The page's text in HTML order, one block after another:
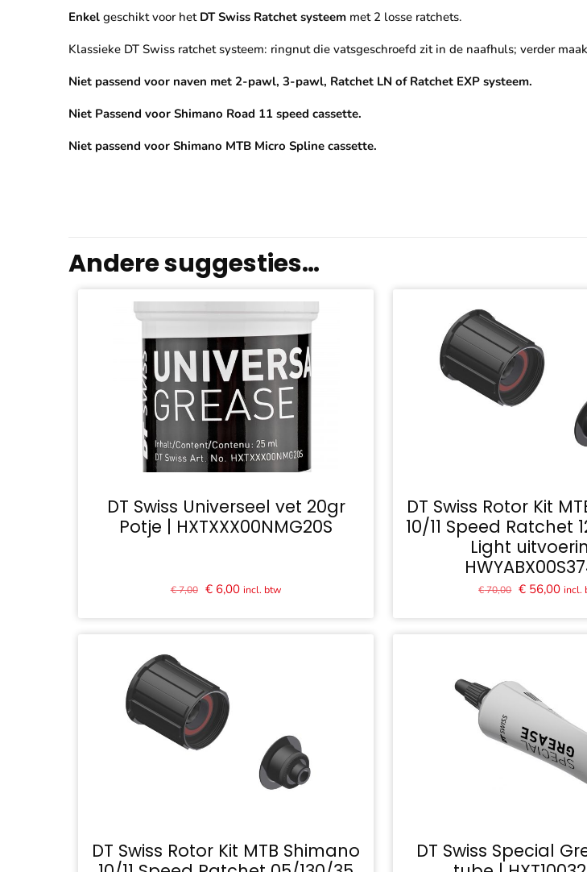
Enkel geschikt voor het DT Swiss Ratchet systeem met 2 losse ratchets.
Klassieke DT Swiss ratchet systeem: ringnut die vatsgeschroefd zit in de naafhuls; verder
Niet passend voor naven met 2-pawl, 3-pawl, Ratchet LN of Ratchet EXP systeem.
Niet Passend voor Shimano Road 11 speed cassette.
Niet passend voor Shimano MTB Micro Spline cassette.
Andere suggesties…
DT Swiss Universeel vet 20gr
Potje | HXTXXX00NMG20S
€7,00 Oorspronkelijke
€6,00Huidige
incl. btw
DT Swiss Rotor Kit
10/11 Speed Ratchet
Light
€70,00 € 56,00 incl.
DT Swiss Rotor Kit MTB Shimano
DT Swiss Special